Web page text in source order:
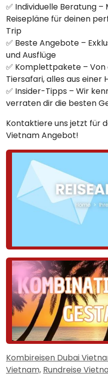
✅ Individuelle Beratung
Reisepläne für deinen
Trip
✅ Beste Angebote –
und Ausflüge
✅ Komplettpakete –
Tiersafari, alles aus einer
✅ Insider-Tipps – Wir
verraten dir die besten
Kontaktiere uns jetzt für
Vietnam Angebot!
Kombireisen Dubai
Vietnam, Rundreise